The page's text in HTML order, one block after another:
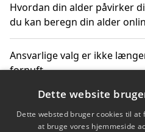
Hvordan din alder påvirker
du kan beregn din alder
Ansvarlige valg er ikke
fornuft
Sådan kan du handle
faktura
Dette website
Dette websted bruger cookies til
at bruge vores hjemmeside